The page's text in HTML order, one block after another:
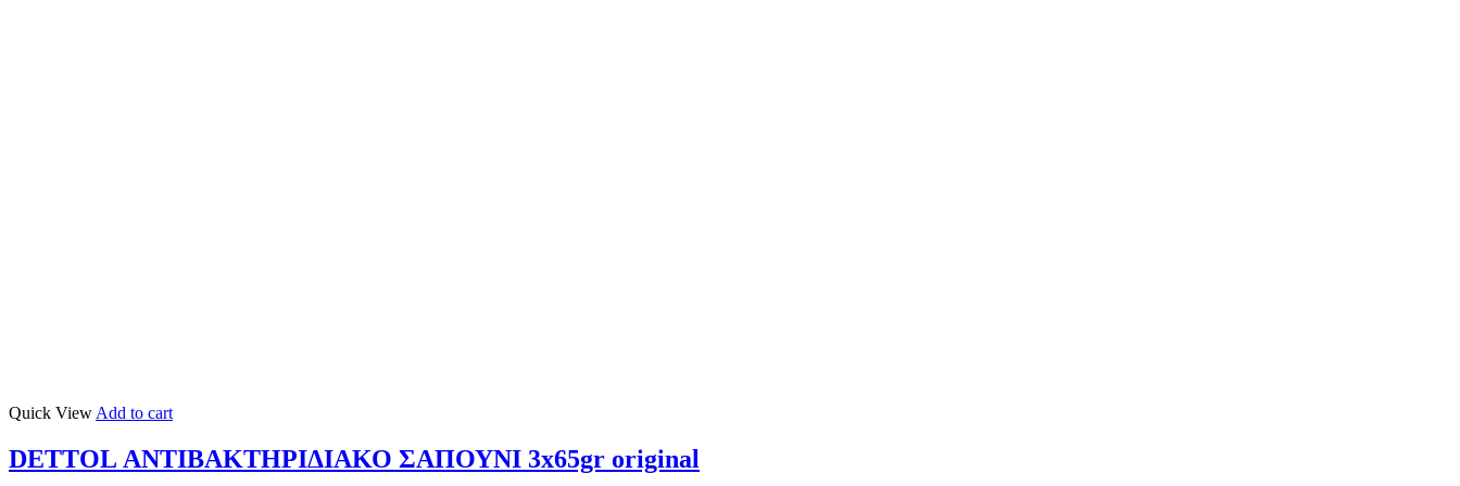
Quick View Add to cart
DETTOL ΑΝΤΙΒΑΚΤΗΡΙΔΙΑΚΟ ΣΑΠΟΥΝΙ 3x65gr original